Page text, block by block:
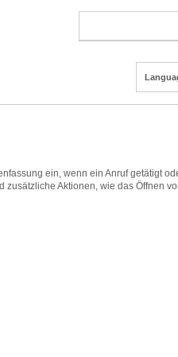
ein, wenn ein Anruf getätigt
Aktionen, wie das Öffnen